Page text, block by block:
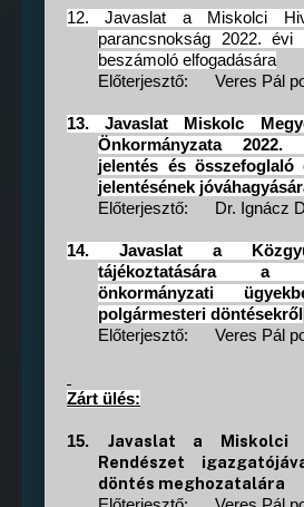
12.Javaslat a Miskolci
parancsnokság 2022. évi
beszámoló elfogadására
Előterjesztő:
Veres Pál
13.Javaslat Miskolc
Önkormányzata 2022.
jelentés és összefoglaló
jelentésének
Előterjesztő:
Dr. Ignácz
14. Javaslat a
tájékoztatására a
önkormányzati
polgármesteri döntésekről
Előterjesztő:
Veres Pál
Zárt ülés:
15. Javaslat a Miskolci
Rendészet
döntés meghozatalára